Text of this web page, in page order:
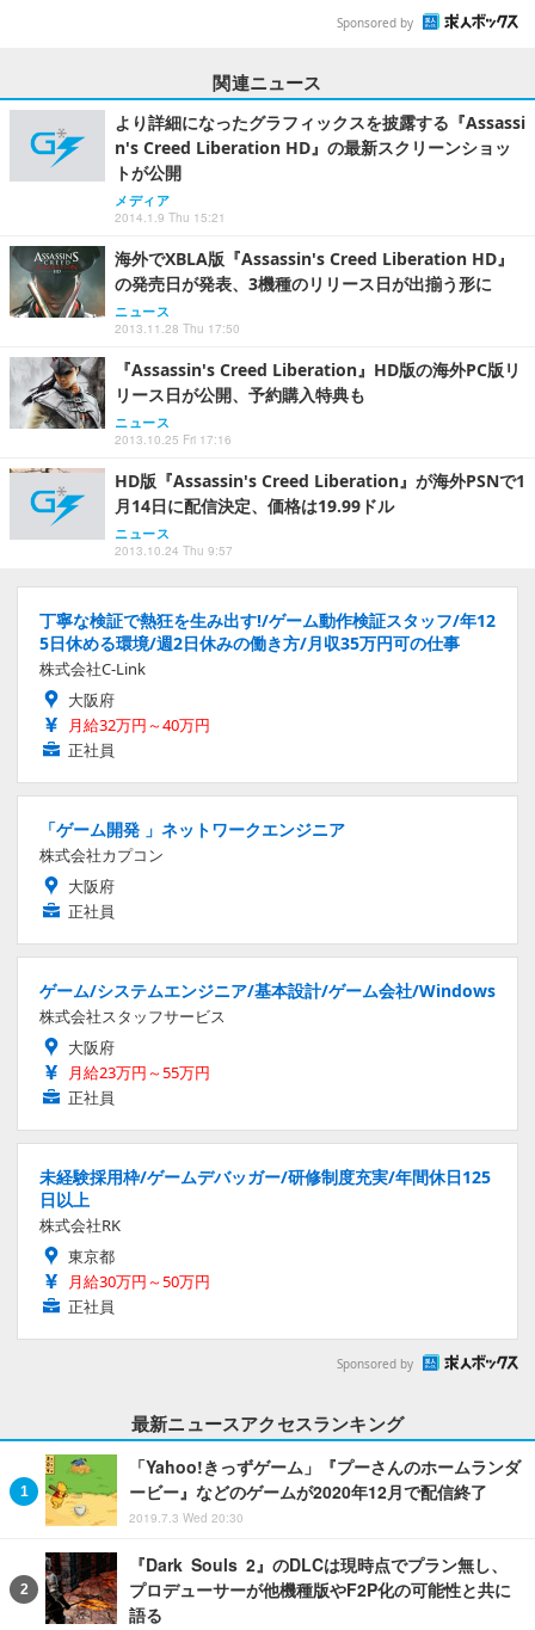
Sponsored by
関連ニュース
より詳細になったグラフィックスを披露する『Assassi
n's Creed Liberation HD』の最新スクリーンショッ
トが公開
メディア
2014.1.9 Thu 15:21
海外でXBLA版『Assassin's Creed Liberation HD』
の発売日が発表、3機種のリリース日が出揃う形に
ニュース
2013.11.28 Thu 17:50
『Assassin's Creed Liberation』HD版の海外PC版リ
リース日が公開、予約購入特典も
ニュース
2013.10.25 Fri 17:16
HD版『Assassin's Creed Liberation』が海外PSNで1
月14日に配信決定、価格は19.99ドル
ニュース
2013.10.24 Thu 9:57
丁寧な検証で熱狂を生み出す!/ゲーム動作検証スタッフ/年12
5日休める環境/週2日休みの働き方/月収35万円可の仕事
株式会社C-Link
大阪府
月給32万円～40万円
正社員
「ゲーム開発 」ネットワークエンジニア
株式会社カプコン
大阪府
正社員
ゲーム/システムエンジニア/基本設計/ゲーム会社/Windows
株式会社スタッフサービス
大阪府
月給23万円～55万円
正社員
未経験採用枠/ゲームデバッガー/研修制度充実/年間休日125
日以上
株式会社RK
東京都
月給30万円～50万円
正社員
Sponsored by
最新ニュースアクセスランキング
「Yahoo!きっずゲーム」『プーさんのホームランダ
ービー』などのゲームが2020年12月で配信終了
2019.7.3 Wed 20:30
『Dark Souls 2』のDLCは現時点でプラン無し、
プロデューサーが他機種版やF2P化の可能性と共に
語る